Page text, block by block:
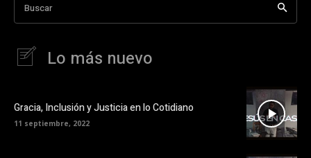
Buscar
Lo más nuevo
Gracia, Inclusión y Justicia en lo Cotidiano
11 septiembre, 2022